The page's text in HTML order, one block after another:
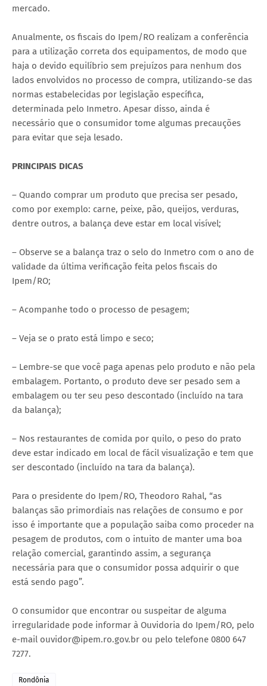
mercado.
Anualmente, os fiscais do Ipem/RO realizam a conferência
para a utilização correta dos equipamentos, de modo que
haja o devido equilíbrio sem prejuízos para nenhum dos
lados envolvidos no processo de compra, utilizando-se das
normas estabelecidas por legislação específica,
determinada pelo Inmetro. Apesar disso, ainda é
necessário que o consumidor tome algumas precauções
para evitar que seja lesado.
PRINCIPAIS DICAS
– Quando comprar um produto que precisa ser pesado,
como por exemplo: carne, peixe, pão, queijos, verduras,
dentre outros, a balança deve estar em local visível;
– Observe se a balança traz o selo do Inmetro com o ano de
validade da última verificação feita pelos fiscais do
Ipem/RO;
– Acompanhe todo o processo de pesagem;
– Veja se o prato está limpo e seco;
– Lembre-se que você paga apenas pelo produto e não pela
embalagem. Portanto, o produto deve ser pesado sem a
embalagem ou ter seu peso descontado (incluído na tara
da balança);
– Nos restaurantes de comida por quilo, o peso do prato
deve estar indicado em local de fácil visualização e tem que
ser descontado (incluído na tara da balança).
Para o presidente do Ipem/RO, Theodoro Rahal, “as
balanças são primordiais nas relações de consumo e por
isso é importante que a população saiba como proceder na
pesagem de produtos, com o intuito de manter uma boa
relação comercial, garantindo assim, a segurança
necessária para que o consumidor possa adquirir o que
está sendo pago”.
O consumidor que encontrar ou suspeitar de alguma
irregularidade pode informar à Ouvidoria do Ipem/RO, pelo
e-mail ouvidor@ipem.ro.gov.br ou pelo telefone 0800 647
7277.
Rondônia